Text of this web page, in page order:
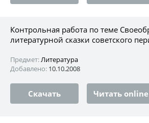
Контрольная работа по теме
литературной сказки советского
Предмет:Литература
Добавлено: 10.10.2008
Скачать Читать online